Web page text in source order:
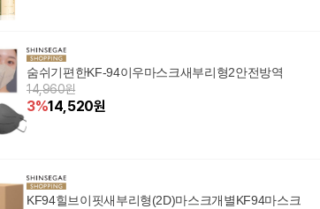
숨쉬기편한KF-94이우마스크새부리형2안전방역
14,960원
3%14,520원
KF94힐브이핏새부리형(2D)마스크개별KF94마스크